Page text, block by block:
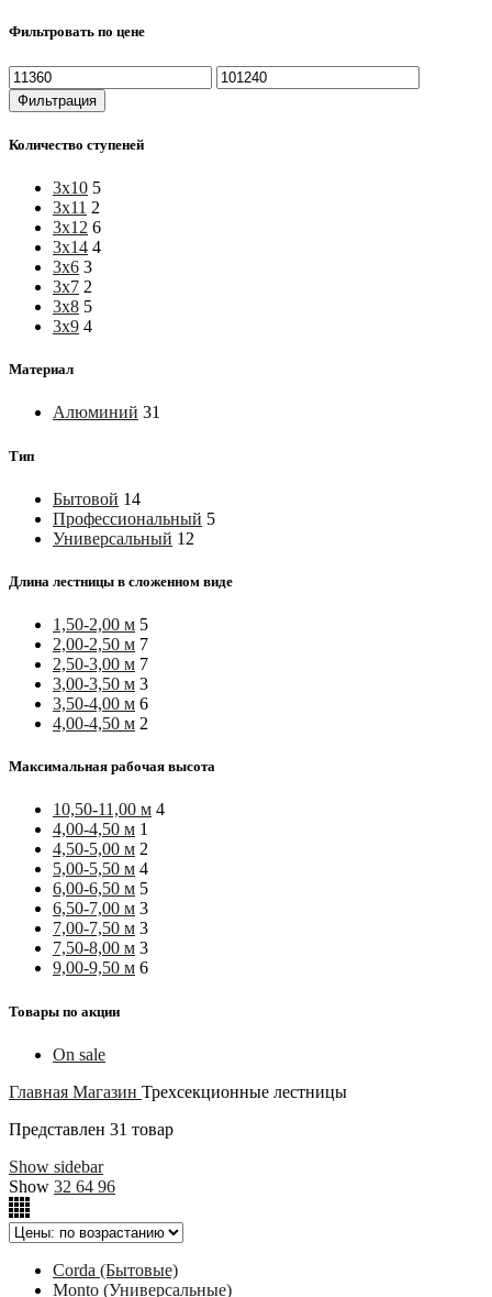
Фильтровать по цене
Минимальная
цена
Максимальная
цена
Фильтрация
Количество ступеней
3х10 5
3х11 2
3х12 6
3х14 4
3х6 3
3х7 2
3х8 5
3х9 4
Материал
Алюминий 31
Тип
Бытовой 14
Профессиональный 5
Универсальный 12
Длина лестницы в сложенном виде
1,50-2,00 м 5
2,00-2,50 м 7
2,50-3,00 м 7
3,00-3,50 м 3
3,50-4,00 м 6
4,00-4,50 м 2
Максимальная рабочая высота
10,50-11,00 м 4
4,00-4,50 м 1
4,50-5,00 м 2
5,00-5,50 м 4
6,00-6,50 м 5
6,50-7,00 м 3
7,00-7,50 м 3
7,50-8,00 м 3
9,00-9,50 м 6
Товары по акции
On sale
Главная Магазин Трехсекционные лестницы
Представлен 31 товар
Show sidebar
Show 32 64 96
Corda (Бытовые)
Monto (Универсальные)